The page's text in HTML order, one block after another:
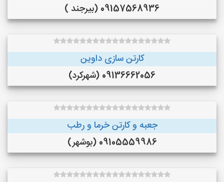
09157568936 (بیرجند )
کارتن سازی داوین
09136662056 (شهرکرد)
جعبه و کارتن خرما و‌ رطب
09105559986 (بوشهر)